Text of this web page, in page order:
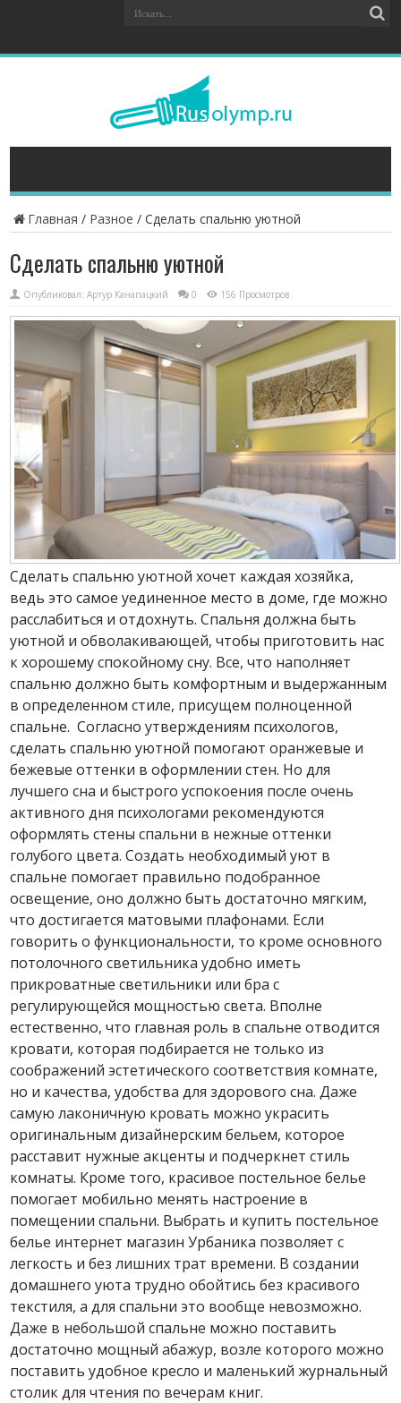
Главная / Разное /Cделать спальню уютной
Cделать спальню уютной
Опубликовал:Артур Канапацкий 0 156 Просмотров
Сделать спальню уютной хочет каждая хозяйка,
ведь это самое уединенное место в доме, где можно
расслабиться и отдохнуть. Спальня должна быть
уютной и обволакивающей, чтобы приготовить нас
к хорошему спокойному сну. Все, что наполняет
спальню должно быть комфортным и выдержанным
в определенном стиле, присущем полноценной
спальне. Согласно утверждениям психологов,
сделать спальню уютной помогают оранжевые и
бежевые оттенки в оформлении стен. Но для
лучшего сна и быстрого успокоения после очень
активного дня психологами рекомендуются
оформлять стены спальни в нежные оттенки
голубого цвета. Создать необходимый уют в
спальне помогает правильно подобранное
освещение, оно должно быть достаточно мягким,
что достигается матовыми плафонами. Если
говорить о функциональности, то кроме основного
потолочного светильника удобно иметь
прикроватные светильники или бра с
регулирующейся мощностью света. Вполне
естественно, что главная роль в спальне отводится
кровати, которая подбирается не только из
соображений эстетического соответствия комнате,
но и качества, удобства для здорового сна. Даже
самую лаконичную кровать можно украсить
оригинальным дизайнерским бельем, которое
расставит нужные акценты и подчеркнет стиль
комнаты. Кроме того, красивое постельное белье
помогает мобильно менять настроение в
помещении спальни. Выбрать и купить постельное
белье интернет магазин Урбаника позволяет с
легкость и без лишних трат времени. В создании
домашнего уюта трудно обойтись без красивого
текстиля, а для спальни это вообще невозможно.
Даже в небольшой спальне можно поставить
достаточно мощный абажур, возле которого можно
поставить удобное кресло и маленький журнальный
столик для чтения по вечерам книг.